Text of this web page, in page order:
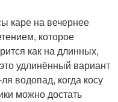
каре на вечернее
которое
как на длинных,
удлинённый вариант
водопад, когда косу
можно достать